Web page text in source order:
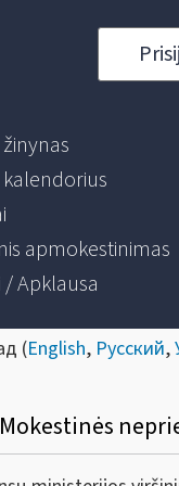
apmokestinimas
Apklausa
(English, Русский,